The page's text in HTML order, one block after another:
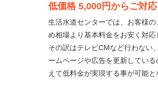
低価格 5,000円からご対応
生活水道センターでは、お客様の
め相場より基本料金をお安く対応
その訳はテレビCMなど行わない
ームページや広告を更新してい
えて低料金が実現する事が可能と